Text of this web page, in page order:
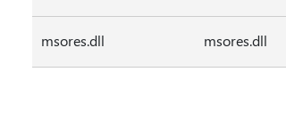
msores.dll msores.dll